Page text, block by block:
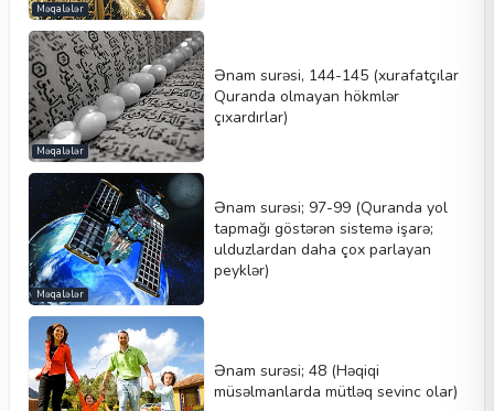
Məqalələr
Məqalələr
Ənam surəsi, 144-145 (xurafatçılar
Quranda olmayan hökmlər
çıxardırlar)
Məqalələr
Ənam surəsi; 97-99 (Quranda yol
tapmağı göstərən sistemə işarə;
ulduzlardan daha çox parlayan
peyklər)
Ənam surəsi; 48 (Həqiqi
müsəlmanlarda mütləq sevinc olar)